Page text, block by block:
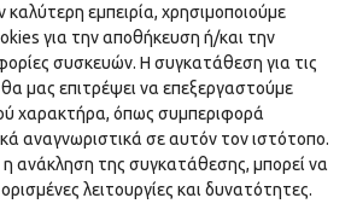
καλύτερη εμπειρία, χρησιμοποιούμε
για την αποθήκευση ή/και την
συσκευών. Η συγκατάθεση για τις
μας επιτρέψει να επεξεργαστούμε
χαρακτήρα, όπως συμπεριφορά
αναγνωριστικά σε αυτόν τον ιστότοπο.
ανάκληση της συγκατάθεσης, μπορεί να
λειτουργίες και δυνατότητες.
Match: Γνωρίζοντας τα Αμερικανικά
Δημιουργώντας το Δικό σου
Πόλις Ονείρων Μουσικών Σχολείων